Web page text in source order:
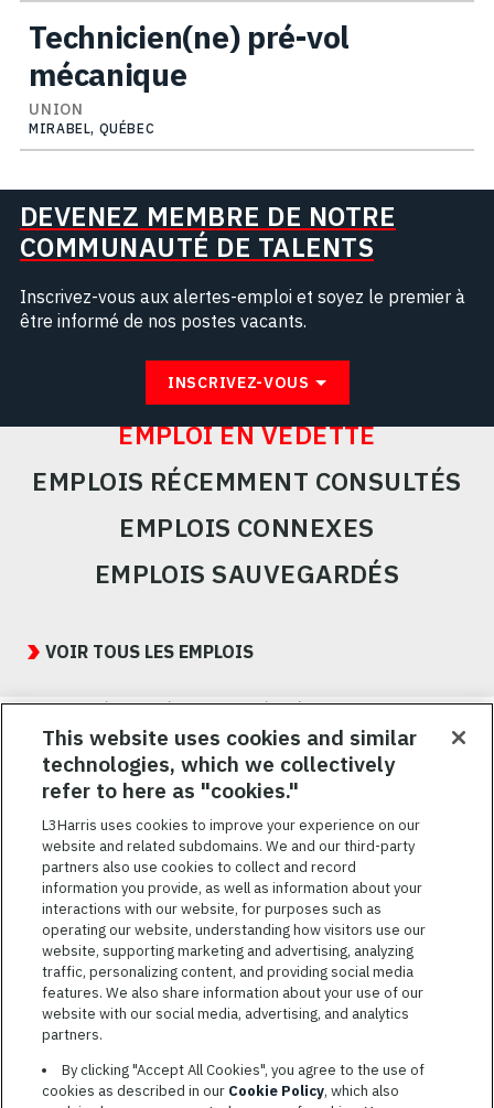
Technicien(ne) pré-vol
mécanique
UNION
MIRABEL, QUÉBEC
DEVENEZ MEMBRE DE NOTRE
COMMUNAUTÉ DE TALENTS
Inscrivez-vous aux alertes-emploi et soyez le premier à
être informé de nos postes vacants.
INSCRIVEZ-VOUS
EMPLOI EN VEDETTE
EMPLOIS RÉCEMMENT CONSULTÉS
EMPLOIS CONNEXES
EMPLOIS SAUVEGARDÉS
JobsVOIR TOUS LES EMPLOIS
Nous visons à attirer, à mobiliser et à fidéliser une main-d’œuvre
hautement performante et diversifiée. De plus, nous croyons
qu’une culture d’inclusion amusante et décontractée aide nos
employés à réaliser leur plein potentiel. Nous donnons les moyens
à nos employés, sans égard à leur race, leur couleur, leur religion,
origine nationale, leur handicap ou leur statut d’ancien
combattant, d’innover afin de résoudre les problèmes les plus
coriaces de nos clients.
CONDITIONS GÉNÉRALES D’UTILISATION
COOKIE SETTINGS
PLAN DU SITE
PRIVACY POLICY
This website uses cookies and similar
technologies, which we collectively
refer to here as "cookies."
L3Harris uses cookies to improve your experience on our
website and related subdomains. We and our third-party
partners also use cookies to collect and record
information you provide, as well as information about your
interactions with our website, for purposes such as
operating our website, understanding how visitors use our
website, supporting marketing and advertising, analyzing
traffic, personalizing content, and providing social media
features. We also share information about your use of our
website with our social media, advertising, and analytics
partners.
By clicking "Accept All Cookies", you agree to the use of
cookies as described in our Cookie Policy, which also